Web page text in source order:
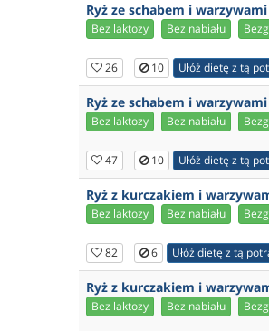
Ryż ze schabem i
Bez laktozy Bez nabiału
26 10 Ułóż dietę z tą
Ryż ze schabem i warzywami
Bez laktozy Bez nabiału
47 10 Ułóż dietę z tą
Ryż z kurczakiem i
Bez laktozy Bez nabiału
82 6 Ułóż dietę z tą
Ryż z kurczakiem i
Bez laktozy Bez nabiału